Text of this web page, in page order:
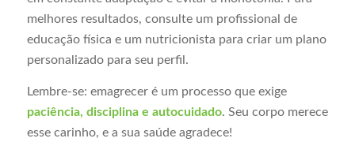
melhores resultados, consulte um profissional de
educação física e um nutricionista para criar um plano
personalizado para seu perfil.
Lembre-se: emagrecer é um processo que exige
paciência, disciplina e autocuidado. Seu corpo merece
esse carinho, e a sua saúde agradece!